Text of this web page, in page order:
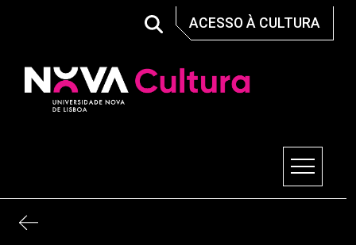
ACESSO À CULTURA